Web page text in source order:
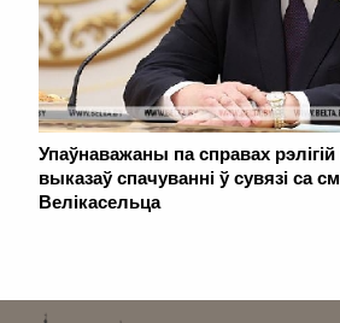
Упаўнаважаны па справах
выказаў спачуванні ў сувязі са
Велікасельца